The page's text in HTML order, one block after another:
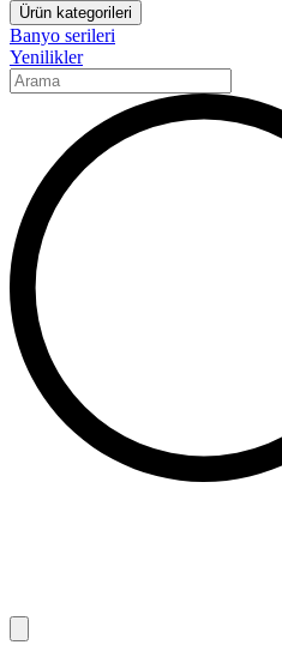
Ürün kategorileri
Banyo serileri
Yenilikler